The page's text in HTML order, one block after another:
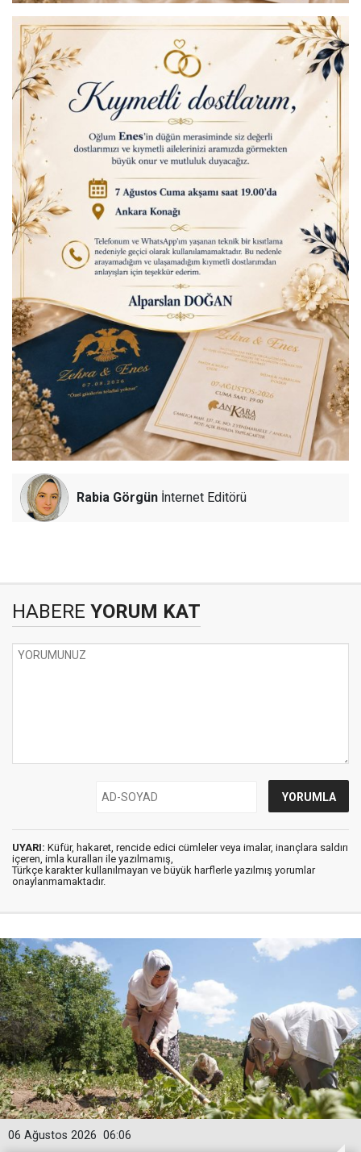
Rabia Görgün İnternet Editörü
HABERE YORUM KAT
UYARI: Küfür, hakaret, rencide edici cümleler veya imalar, inançlara saldırı
içeren, imla kuralları ile yazılmamış,
Türkçe karakter kullanılmayan ve büyük harflerle yazılmış yorumlar
onaylanmamaktadır.
06:06
06 Ağustos 2026